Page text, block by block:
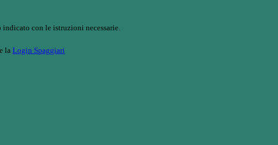
con le istruzioni necessarie.
la Login Spaggiari